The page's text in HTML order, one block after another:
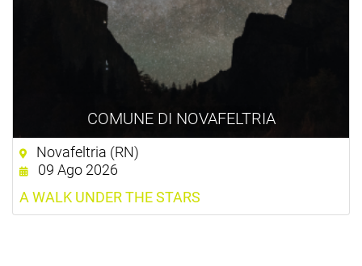
COMUNE DI NOVAFELTRIA
Novafeltria (RN)
09 Ago 2026
A WALK UNDER THE STARS